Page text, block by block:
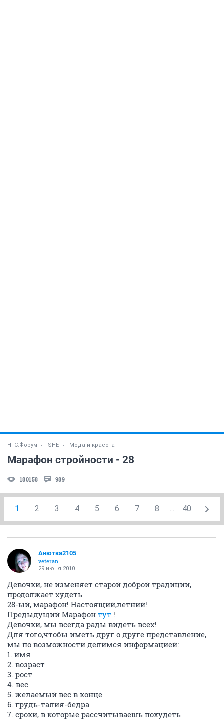
НГС.Форум SHE Мода и красота
Марафон стройности - 28
180158 989
1 2 3 4 5 6 7 8 ... 40
Анютка2105
veteran
29 июня 2010
Девочки, не изменяет старой доброй традиции,
продолжает худеть
28-ый, марафон! Настоящий,летний!
Предыдущий Марафон тут !
Девочки, мы всегда рады видеть всех!
Для того,чтобы иметь друг о друге представление,
мы по возможности делимся информацией:
1. имя
2. возраст
3. рост
4. вес
5. желаемый вес в конце
6. грудь-талия-бедра
7. сроки, в которые рассчитываешь похудеть